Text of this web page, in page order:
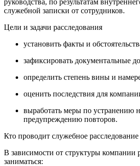
служебной записки от сотрудников.
Цели и задачи расследования
установить факты и
зафиксировать документальные
определить степень вины и
оценить последствия для
выработать меры по устранению
предупреждению повторов.
Кто проводит служебное расследование
В зависимости от структуры компании
заниматься: